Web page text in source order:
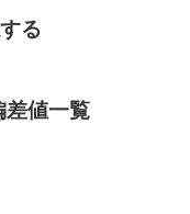
る
差値一覧